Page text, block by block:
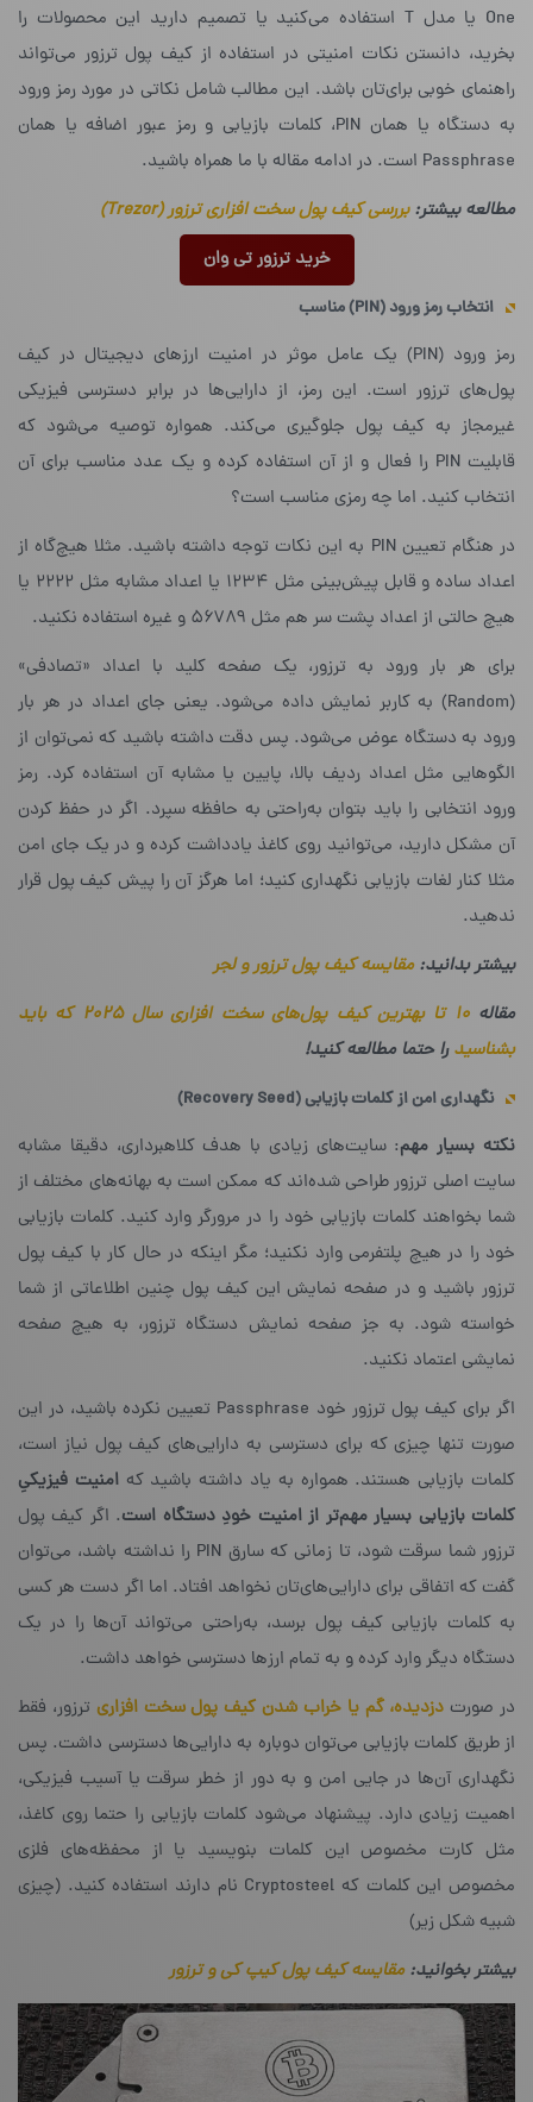
One‌ یا مدل T‌ استفاده می‌کنید یا تصمیم دارید این محصولات را
بخرید، دانستن نکات امنیتی در استفاده از کیف پول ترزور می‌تواند
راهنمای خوبی برای‌تان باشد. این مطالب شامل نکاتی در مورد رمز ورود
به دستگاه یا همان PIN، کلمات بازیابی و رمز عبور اضافه یا همان
Passphrase‌ است. در ادامه مقاله با ما همراه باشید.
مطالعه بیشتر:بررسی کیف پول سخت افزاری ترزور (Trezor)
خرید ترزور تی وان
انتخاب رمز ورود (PIN) مناسب
رمز ورود (PIN) یک عامل موثر در امنیت ارزهای دیجیتال در کیف
پول‌های ترزور است. این رمز، از دارایی‌ها در برابر دسترسی فیزیکی
غیرمجاز به کیف پول جلوگیری می‌کند. همواره توصیه می‌شود که
قابلیت PIN را فعال و از آن استفاده کرده و یک عدد مناسب برای آن
انتخاب کنید. اما چه رمزی مناسب است؟
در هنگام تعیین PIN به این نکات توجه داشته باشید. مثلا هیچ‌گاه از
اعداد ساده و قابل پیش‌بینی مثل ۱۲۳۴ یا اعداد مشابه مثل ۲۲۲۲ یا
هیچ حالتی از اعداد پشت سر هم مثل ۵۶۷۸۹ و غیره استفاده نکنید.
برای هر بار ورود به ترزور، یک صفحه کلید با اعداد «تصادفی»
(Random)‌ به کاربر نمایش داده می‌شود. یعنی جای اعداد در هر بار
ورود به دستگاه عوض می‌شود. پس دقت داشته باشید که نمی‌توان از
الگوهایی مثل اعداد ردیف بالا، پایین یا مشابه آن استفاده کرد. رمز
ورود انتخابی را باید بتوان به‌راحتی به حافظه سپرد. اگر در حفظ کردن
آن مشکل دارید، می‌توانید روی کاغذ یادداشت کرده و در یک جای امن
مثلا کنار لغات بازیابی نگهداری کنید؛ اما هرگز آن را پیش کیف پول قرار
ندهید.
بیشتر بدانید:مقایسه کیف پول ترزور و لجر
مقاله
۱۰ تا بهترین کیف پول‌های سخت افزاری سال ۲۰۲۵ که باید
بشناسیدرا حتما مطالعه کنید!
نگهداری امن از کلمات بازیابی (Recovery Seed
)
نکته‌ بسیار مهم: سایت‌های زیادی با هدف کلاهبرداری، دقیقا مشابه
سایت اصلی ترزور طراحی شده‌اند که ممکن است به بهانه‌های مختلف از
شما بخواهند کلمات بازیابی خود را در مرورگر وارد کنید. کلمات بازیابی
خود را در هیچ پلتفرمی وارد نکنید؛ مگر اینکه در حال کار با کیف پول
ترزور باشید و در صفحه نمایش این کیف پول چنین اطلاعاتی از شما
خواسته شود. به جز صفحه نمایش دستگاه ترزور، به هیچ صفحه
نمایشی اعتماد نکنید.
اگر برای کیف پول ترزور خود Passphrase‌ تعیین نکرده‌ باشید، در این
صورت تنها چیزی که برای دسترسی به دارایی‌های کیف پول نیاز است،
کلمات بازیابی هستند. همواره به یاد داشته باشید کهامنیت فیزیکیِ
کلمات بازیابی بسیار مهمتر از امنیت خودِ دستگاه است. اگر کیف پول
ترزور شما سرقت شود، تا زمانی که سارق PIN را نداشته باشد، می‌توان
گفت که اتفاقی برای دارایی‌های‌تان نخواهد افتاد. اما اگر دست هر کسی
به کلمات بازیابی کیف پول برسد، به‌راحتی می‌تواند آن‌ها را در یک
دستگاه دیگر وارد کرده و به تمام ارزها دسترسی خواهد داشت.
در صورت دزدیده، گم یا خراب شدن کیف پول سخت افزاری ترزور، فقط
از طریق کلمات بازیابی می‌توان دوباره به دارایی‌ها دسترسی داشت. پس
نگهداری آن‌ها در جایی امن و به دور از خطر سرقت یا آسیب فیزیکی،
اهمیت زیادی دارد. پیشنهاد می‌شود کلمات بازیابی را حتما روی کاغذ،
مثل کارت مخصوص این کلمات بنویسید یا از محفظه‌های فلزی
مخصوص این کلمات که Cryptosteel‌ نام دارند استفاده کنید. (چیزی
شبیه شکل زیر)
بیشتر بخوانید:مقایسه کیف پول کیپ کی و ترزور